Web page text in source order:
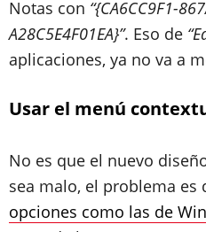
Notas con “{CA6CC9F1-
A28C5E4F01EA}”. Eso de
aplicaciones, ya no va a
Usar el menú
No es que el nuevo
sea malo, el problema es
opciones como las de